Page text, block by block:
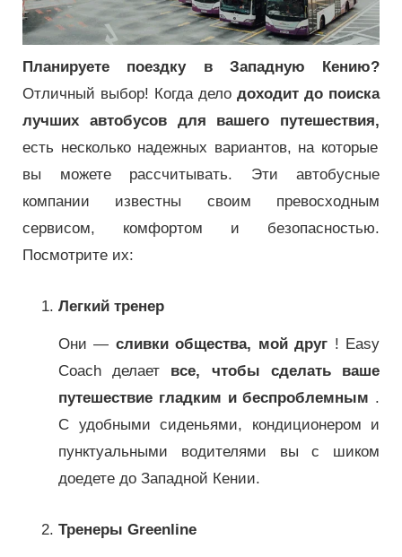
Планируете поездку в Западную Кению?
Отличный выбор! Когда дело доходит до поиска
лучших автобусов для вашего путешествия,
есть несколько надежных вариантов, на которые
вы можете рассчитывать. Эти автобусные
компании известны своим превосходным
сервисом, комфортом и безопасностью.
Посмотрите их:
Легкий тренер
Они — сливки общества, мой друг ! Easy
Coach делает все, чтобы сделать ваше
путешествие гладким и беспроблемным .
С удобными сиденьями, кондиционером и
пунктуальными водителями вы с шиком
доедете до Западной Кении.
Тренеры Greenline